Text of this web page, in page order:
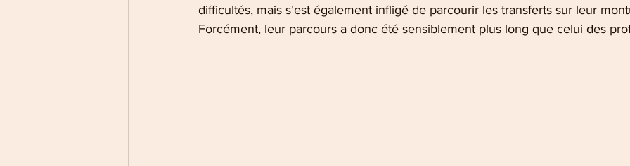
difficultés, mais s'est également infligé de parcourir les transferts sur leur
Forcément, leur parcours a donc été sensiblement plus long que celui des